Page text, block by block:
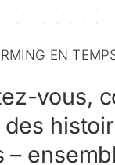
EN
vous,
–